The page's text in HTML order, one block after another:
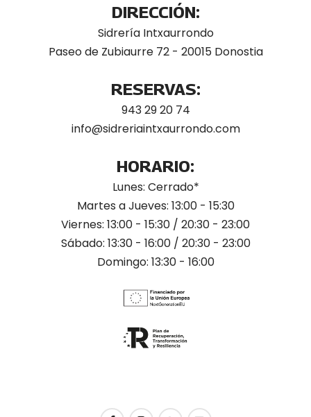
DIRECCIÓN:
Sidrería Intxaurrondo
Paseo de Zubiaurre 72 - 20015 Donostia
RESERVAS:
943 29 20 74
info@sidreriaintxaurrondo.com
HORARIO:
Lunes: Cerrado*
Martes a Jueves: 13:00 - 15:30
Viernes: 13:00 - 15:30 / 20:30 - 23:00
Sábado: 13:30 - 16:00 / 20:30 - 23:00
Domingo: 13:30 - 16:00